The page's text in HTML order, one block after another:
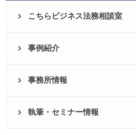
こちらビジネス法務相談室
事例紹介
事務所情報
執筆・セミナー情報